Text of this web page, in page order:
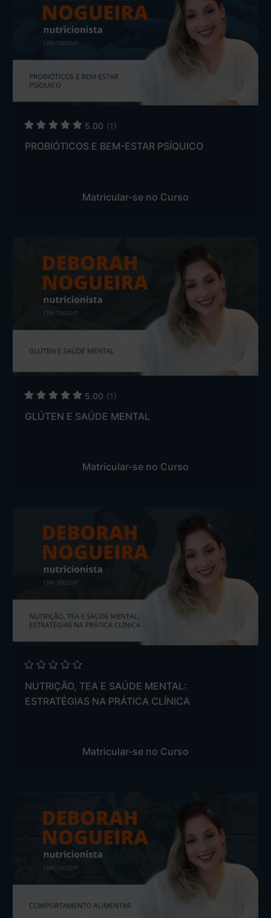
5.00 (1)
PROBIÓTICOS E BEM-ESTAR PSÍQUICO
Matricular-se no Curso
5.00 (1)
GLÚTEN E SAÚDE MENTAL
Matricular-se no Curso
NUTRIÇÃO, TEA E SAÚDE MENTAL:
ESTRATÉGIAS NA PRÁTICA CLÍNICA
Matricular-se no Curso